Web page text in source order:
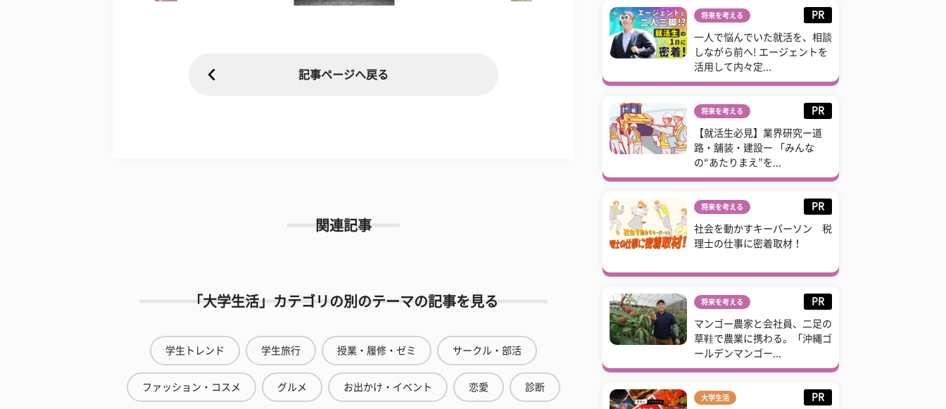
記事ページへ戻る
関連記事
「大学生活」カテゴリの別のテーマの記事を見る
学生トレンド 学生旅行 授業・履修・ゼミ サークル・部活
ファッション・コスメ グルメ お出かけ・イベント 恋愛 診断
将来を考える PR
一人で悩んでいた就活を、相談
しながら前へ! エージェントを
活用して内々定...
将来を考える PR
【就活生必見】業界研究ー道
路・舗装・建設ー 「みんな
の“あたりまえ”を...
将来を考える PR
社会を動かすキーパーソン 税
理士の仕事に密着取材！
将来を考える PR
マンゴー農家と会社員、二足の
草鞋で農業に携わる。「沖縄ゴ
ールデンマンゴー...
大学生活 PR